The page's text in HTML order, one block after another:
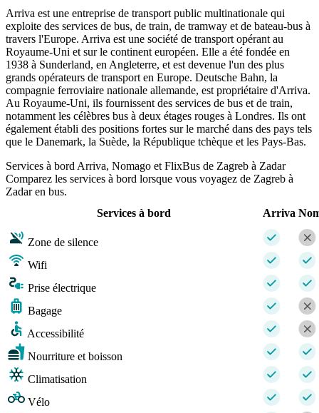
Arriva est une entreprise de transport public multinationale qui
exploite des services de bus, de train, de tramway et de bateau-bus à
travers l'Europe. Arriva est une société de transport opérant au
Royaume-Uni et sur le continent européen. Elle a été fondée en
1938 à Sunderland, en Angleterre, et est devenue l'un des plus
grands opérateurs de transport en Europe. Deutsche Bahn, la
compagnie ferroviaire nationale allemande, est propriétaire d'Arriva.
Au Royaume-Uni, ils fournissent des services de bus et de train,
notamment les célèbres bus à deux étages rouges à Londres. Ils ont
également établi des positions fortes sur le marché dans des pays tels
que le Danemark, la Suède, la République tchèque et les Pays-Bas.
Services à bord Arriva, Nomago et FlixBus de Zagreb à Zadar
Comparez les services à bord lorsque vous voyagez de Zagreb à
Zadar en bus.
Services à bord
Arriva
Zone de silence
Wifi
Prise électrique
Bagage
Accessibilité
Nourriture et boisson
Climatisation
Vélo